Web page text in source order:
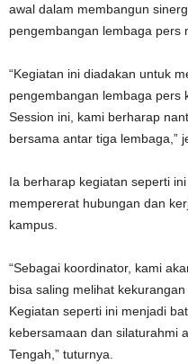
awal dalam membangun
pengembangan lembaga pers
“Kegiatan ini diadakan untuk
pengembangan lembaga pers
Session ini, kami berharap
bersama antar tiga lembaga,”
Ia berharap kegiatan seperti
mempererat hubungan dan
kampus.
“Sebagai koordinator, kami
bisa saling melihat
Kegiatan seperti ini menjadi
kebersamaan dan silaturahmi
Tengah,” tuturnya.